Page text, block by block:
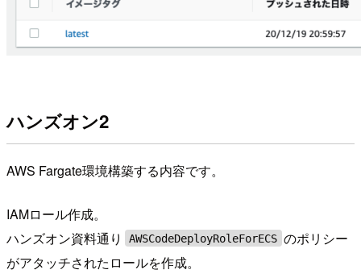
ハンズオン2
AWS Fargate環境構築する内容です。
IAMロール作成。
ハンズオン資料通り
AWSCodeDeployRoleForECS のポリシー
がアタッチされたロールを作成。